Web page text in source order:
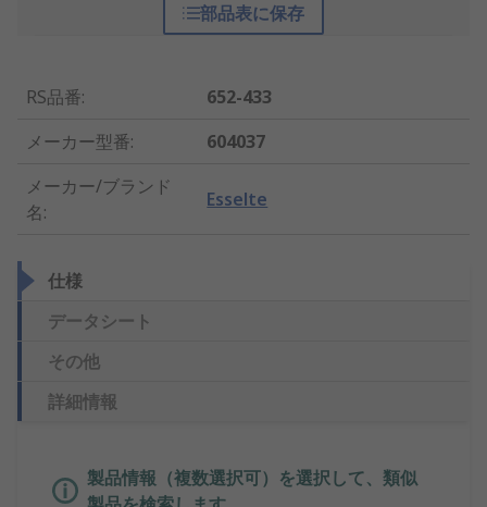
部品表に保存
RS品番:
652-433
メーカー型番:
604037
メーカー/ブランド
名:
Esselte
仕様
データシート
その他
詳細情報
製品情報（複数選択可）を選択して、類似